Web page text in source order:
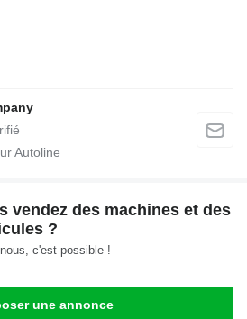
Autoline
vendez des machines et des
?
c'est possible !
une annonce